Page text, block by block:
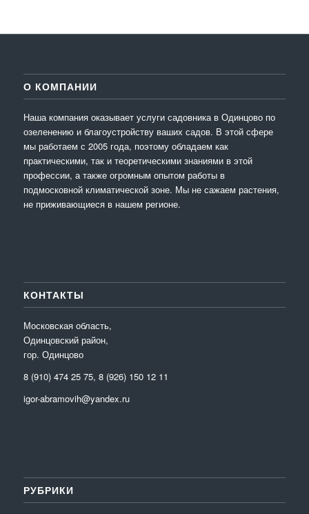
О КОМПАНИИ
Наша компания оказывает услуги садовника в Одинцово по
озеленению и благоустройству ваших садов. В этой сфере
мы работаем с 2005 года, поэтому обладаем как
практическими, так и теоретическими знаниями в этой
профессии, а также огромным опытом работы в
подмосковной климатической зоне. Мы не сажаем растения,
не приживающиеся в нашем регионе.
КОНТАКТЫ
Московская область,
Одинцовский район,
гор. Одинцово
8 (910) 474 25 75, 8 (926) 150 12 11
igor-abramovih@yandex.ru
РУБРИКИ